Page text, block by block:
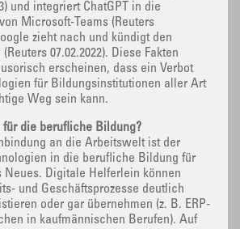
und integriert ChatGPT in die
Microsoft-Teams (Reuters
zieht nach und kündigt den
07.02.2022). Diese Fakten
erscheinen, dass ein Verbot
für Bildungsinstitutionen aller Art
Weg sein kann.
für die berufliche Bildung?
an die Arbeitswelt ist der
in die berufliche Bildung für
Neues. Digitale Helferlein können
und Geschäftsprozesse deutlich
oder gar übernehmen (z. B. ERP-
in kaufmännischen Berufen). Auf